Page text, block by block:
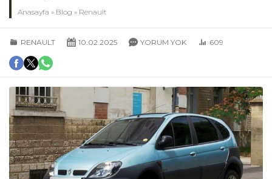
Anasayfa » Blog » Renault
RENAULT 10.02.2025 YORUM YOK 609